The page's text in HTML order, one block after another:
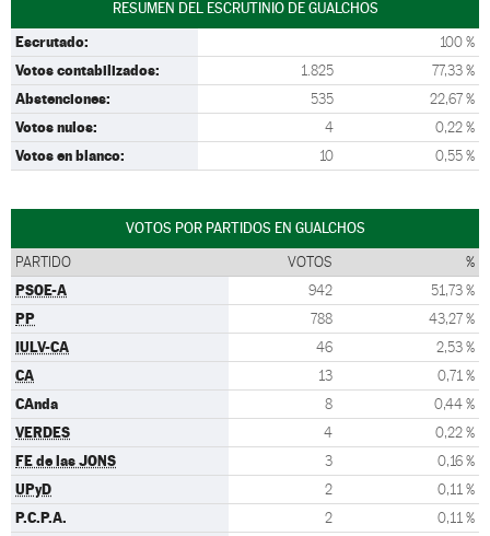
RESUMEN DEL ESCRUTINIO DE GUALCHOS
Escrutado: 100 %
Votos contabilizados: 1.825 77,33 %
Abstenciones: 535 22,67 %
Votos nulos: 4 0,22 %
Votos en blanco: 10 0,55 %
VOTOS POR PARTIDOS EN GUALCHOS
PARTIDO VOTOS %
PSOE-A 942 51,73 %
PP 788 43,27 %
IULV-CA 46 2,53 %
CA 13 0,71 %
CAnda 8 0,44 %
VERDES 4 0,22 %
FE de las JONS 3 0,16 %
UPyD 2 0,11 %
P.C.P.A. 2 0,11 %